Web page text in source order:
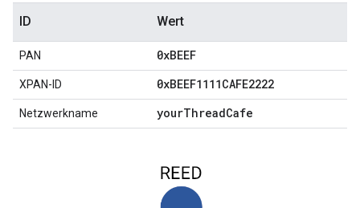
ID Wert
PAN 0xBEEF
XPAN-ID 0xBEEF1111CAFE2222
Netzwerkname yourThreadCafe